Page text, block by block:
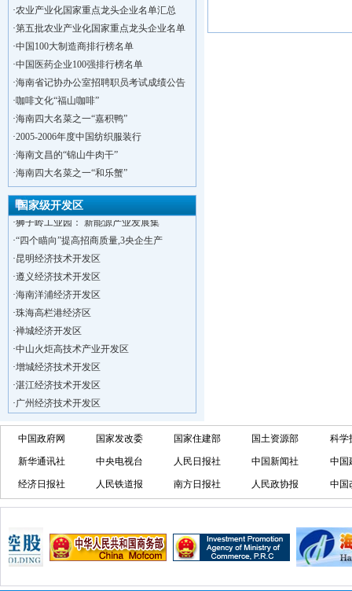
·农业产业化国家重点龙头企业名单汇总
·第五批农业产业化国家重点龙头企业名单
·中国100大制造商排行榜名单
·中国医药企业100强排行榜名单
·海南省记协办公室招聘职员考试成绩公告
·咖啡文化“福山咖啡”
·海南四大名菜之一“嘉积鸭”
·2005-2006年度中国纺织服装行
·海南文昌的“锦山牛肉干”
·海南四大名菜之一“和乐蟹”
国家级开发区
·新加坡海口国家高新区国际创新创业中心
·狮子岭工业园： 新能源产业发展集
“四个瞄向”提高招商质量,3央企生产
昆明经济技术开发区
遵义经济技术开发区
海南洋浦经济开发区
珠海高栏港经济区
禅城经济开发区
中山火炬高技术产业开发区
增城经济技术开发区
湛江经济技术开发区
广州经济技术开发区
·广州南沙经济技术开发区
大亚湾经济技术开发区
海口今年将投入44.4亿元推进江东新
·新加坡海口国家高新区国际创新创业中心
·“四个瞄向”提高招商质量,3央企生产
·昆明经济技术开发区
中国政府网 国家发改委 国家住建部 国土资源部 科学
新华通讯社 中央电视台 人民日报社 中国新闻社 中国
经济日报社 人民铁道报 南方日报社 人民政协报 中国